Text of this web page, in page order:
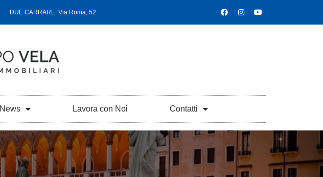
DUE CARRARE: Via Roma, 52
News Lavora con Noi Contatti